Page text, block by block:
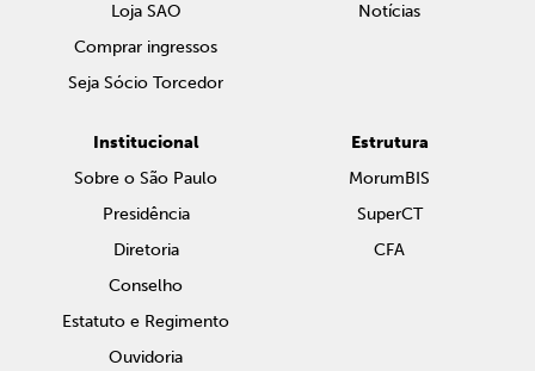
Loja SAO
Comprar ingressos
Seja Sócio Torcedor
Notícias
Institucional
Sobre o São Paulo
Presidência
Diretoria
Conselho
Estatuto e Regimento
Ouvidoria
Estrutura
MorumBIS
SuperCT
CFA